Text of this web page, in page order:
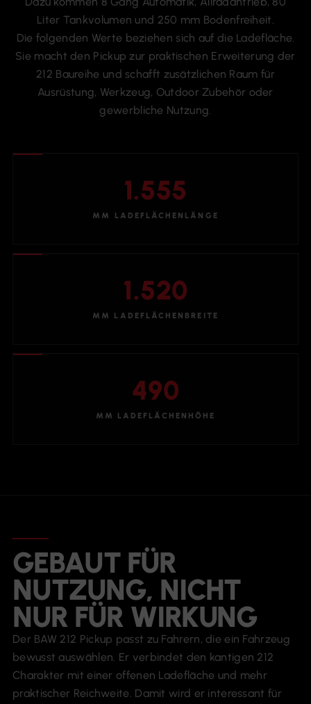
Liter Tankvolumen und 250 mm Bodenfreiheit.
Die folgenden Werte beziehen sich auf die Ladefläche.
Sie macht den Pickup zur praktischen Erweiterung der
212 Baureihe und schafft zusätzlichen Raum für
Ausrüstung, Werkzeug, Outdoor Zubehör oder
gewerbliche Nutzung.
1.555
MM LADEFLÄCHENLÄNGE
1.520
MM LADEFLÄCHENBREITE
490
MM LADEFLÄCHENHÖHE
GEBAUT FÜR
NUTZUNG, NICHT
NUR FÜR WIRKUNG
Der BAW 212 Pickup passt zu Fahrern, die ein Fahrzeug
bewusst auswählen. Er verbindet den kantigen 212
Charakter mit einer offenen Ladefläche und mehr
praktischer Reichweite. Damit wird er interessant für